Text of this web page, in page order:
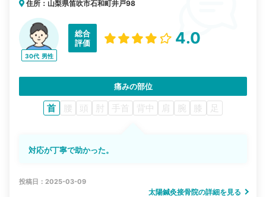
住所：山梨県笛吹市石和町井戸98
30代 男性
総合
評価
4.0
痛みの部位
首 腰 頭 肘 手首 背中 肩 腕 膝 足
対応が丁寧で助かった。
投稿日：2025-03-09
太陽鍼灸接骨院の詳細を見る